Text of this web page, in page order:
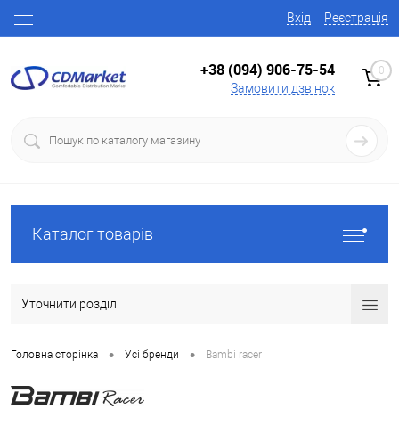
Вхід Реєстрація
+38 (094) 906-75-54
Замовити дзвінок
0
Каталог товарів
Уточнити розділ
Головна сторінка • Усі бренди • Bambi racer